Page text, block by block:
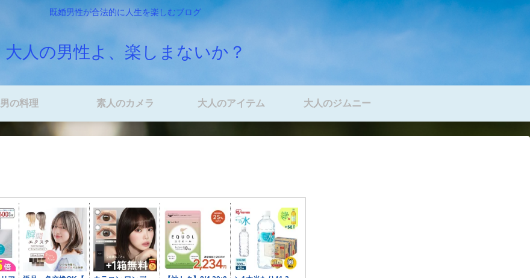
既婚男性が合法的に人生を楽しむブログ
大人の男性よ、楽しまないか？
男の料理 素人のカメラ 大人のアイテム 大人のジムニー